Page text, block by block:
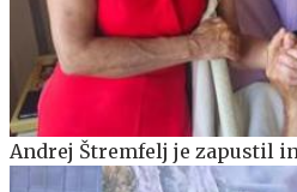
Andrej Štremfelj je zapustil